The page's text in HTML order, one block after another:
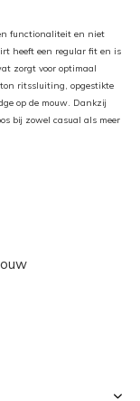
functionaliteit en niet
heeft een regular fit en is
zorgt voor optimaal
ritssluiting, opgestikte
op de mouw. Dankzij
bij zowel casual als meer